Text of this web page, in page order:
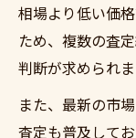
相場より低い価
ため、複数の査
判断が求められま
また、最新の市
査定も普及して